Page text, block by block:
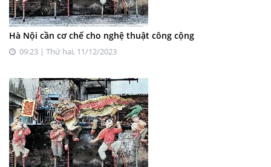
Hà Nội cần cơ chế cho nghệ thuật công cộng
09:23 | Thứ hai, 11/12/2023